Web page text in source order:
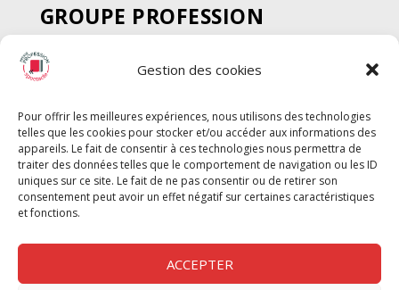
Gestion des cookies
Pour offrir les meilleures expériences, nous utilisons des technologies
telles que les cookies pour stocker et/ou accéder aux informations des
appareils. Le fait de consentir à ces technologies nous permettra de
traiter des données telles que le comportement de navigation ou les ID
uniques sur ce site. Le fait de ne pas consentir ou de retirer son
consentement peut avoir un effet négatif sur certaines caractéristiques
et fonctions.
ACCEPTER
GROUPE PROFESSION
SPECTACLE
Chèque Intermittents
Chèque Compta
Chèque Emploi Spectacle
G-Pods
Profession Audio-visuel